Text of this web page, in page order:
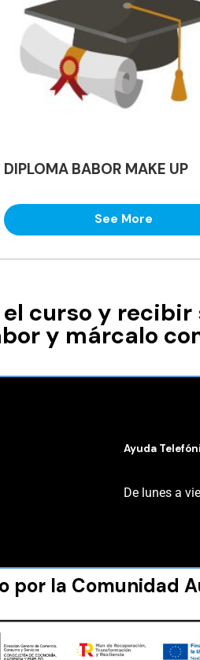
DIPLOMA BABOR MAKE UP
See More
el curso y
y márcalo
Ayuda
De lunes a
por la Comunidad